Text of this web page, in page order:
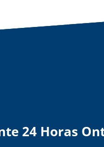
24 Horas